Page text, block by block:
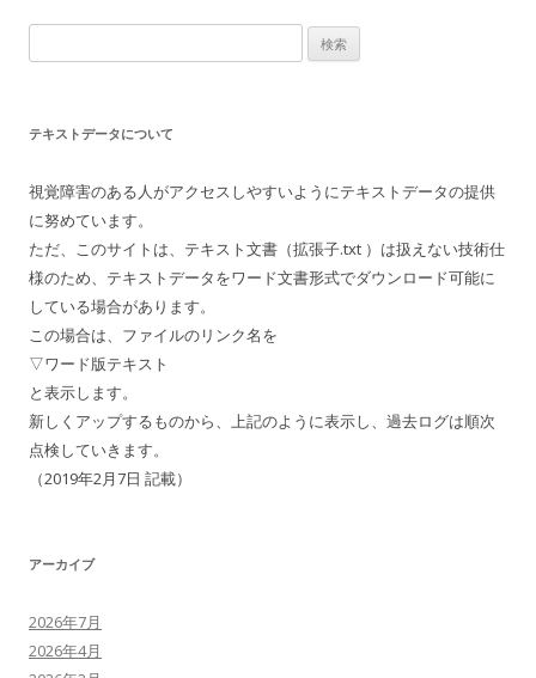
索:
テキストデータについて
視覚障害のある人がアクセスしやすいようにテキストデータの提供
に努めています。
ただ、このサイトは、テキスト文書（拡張子.txt ）は扱えない技術仕
様のため、テキストデータをワード文書形式でダウンロード可能に
している場合があります。
この場合は、ファイルのリンク名を
▽ワード版テキスト
と表示します。
新しくアップするものから、上記のように表示し、過去ログは順次
点検していきます。
（2019年2月7日 記載）
アーカイブ
2026年7月
2026年4月